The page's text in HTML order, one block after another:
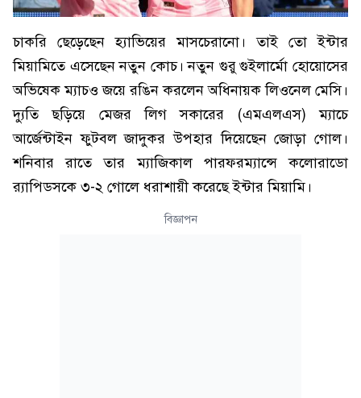
চাকরি ছেড়েছেন হ্যাভিয়ের মাসচেরানো। তাই তো ইন্টার
মিয়ামিতে এসেছেন নতুন কোচ। নতুন গুরু গুইলার্মো হোয়োসের
অভিষেক ম্যাচও জয়ে রঙিন করলেন অধিনায়ক লিওনেল মেসি।
দ্যুতি ছড়িয়ে মেজর লিগ সকারের (এমএলএস) ম্যাচে
আর্জেন্টাইন ফুটবল জাদুকর উপহার দিয়েছেন জোড়া গোল।
শনিবার রাতে তার ম্যাজিকাল পারফরম্যান্সে কলোরাডো
র‌্যাপিডসকে ৩-২ গোলে ধরাশায়ী করেছে ইন্টার মিয়ামি।
বিজ্ঞাপন